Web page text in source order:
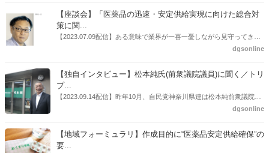
はないだろうか。本紙ではこうした問題について、厚労省「薬局薬剤
師の業務及び薬局の機能に関するワーキンググループ」に参考人とし
ても出席していたイイジマ薬局（長野県上田市）開設者である飯島裕
【座談会】「医薬品の迅速・安定供給実現に向けた総合対
策に関...
【2023.07.09配信】ある意味で業界が一喜一憂しながら見守ってきた
厚労省「医薬品の迅速・安定供給実現に向けた総合対策に関する有識
書がとりまとめられた。ドラビズon-lineでは検討会を総括する目的で
厚労省医政局医薬産業振興・医療情報企画課長（医薬産業振興・医療
情報企画課セルフケア・セルフメディケーション推進室長併任）安藤
公一氏や青山学院大学名誉教授の三村優美子氏、 日本保険薬局協会医
dgsonline
【独自インタビュー】松本純氏(前衆議院議員)に聞く／トリ
プ...
【2023.09.14配信】昨年10月、自民党神奈川県連は松本純前衆議院議
員を「自民党神奈川1区」（横浜市中区・磯子区・金沢区）の支部長
候補の前提となるもの。薬剤師に関わる政策に広く・深く関わってき
た同氏の復活に向けた薬剤師業界の期待には熱いものがある。不透明
dgsonline
【地域フォーミュラリ】作成目的に“医薬品安定供給確保”の
要...